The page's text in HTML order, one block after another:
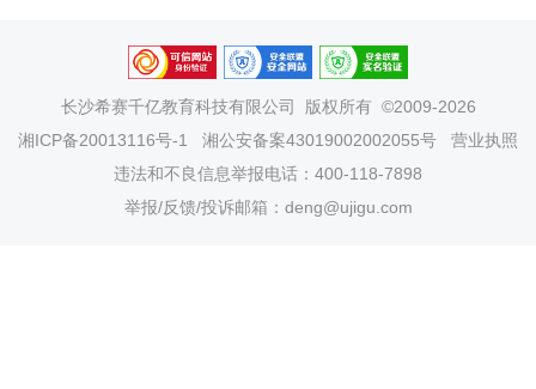
长沙希赛千亿教育科技有限公司
版权所有 ©2009-2026
湘ICP备20013116号-1
湘公安备案43019002002055号
营业执照
违法和不良信息举报电话：400-118-7898
举报/反馈/投诉邮箱：deng@ujigu.com